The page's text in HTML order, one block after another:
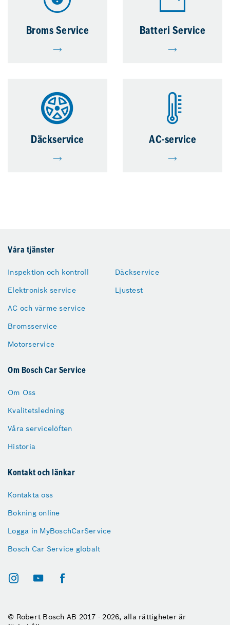
Broms Service Batteri Service
Däckservice AC-service
Våra tjänster
Inspektion och kontroll
Elektronisk service
AC och värme service
Bromsservice
Motorservice
Däckservice
Ljustest
Om Bosch Car Service
Om Oss
Kvalitetsledning
Våra servicelöften
Historia
Kontakt och länkar
Kontakta oss
Bokning online
Logga in MyBoschCarService
Bosch Car Service globalt
© Robert Bosch AB 2017 - 2026, alla rättigheter är